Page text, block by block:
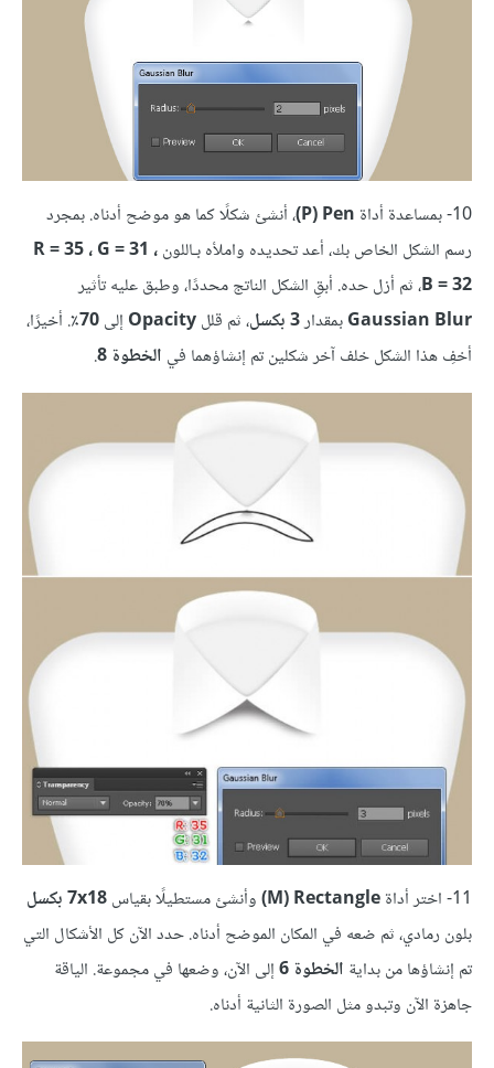
10- بمساعدة أداة Pen‏ (P)
، أنشئ شكلًا كما هو موضح أدناه. بمجرد
رسم الشكل الخاص بك، أعد تحديده واملأه بـاللونR = 35 ، G = 31 ،
B = 32، ثم أزل حده. أبقِ الشكل الناتج محددًا، وطبق عليه تأثير
Gaussian Blurبمقدار3 بكسل ، ثم قللOpacity إلى70٪ . أخيرًا،
أخفِ هذا الشكل خلف آخر شكلين تم إنشاؤهما في الخطوة 8 .
11- اختر أداة Rectangle‏ (M) وأنشئ مستطيلًا بقياس7x18 بكسل
بلون رمادي، ثم ضعه في المكان الموضح أدناه. حدد الآن كل الأشكال التي
تم إنشاؤها من بداية الخطوة 6
إلى الآن، وضعها في مجموعة. الياقة
جاهزة الآن وتبدو مثل الصورة الثانية أدناه.